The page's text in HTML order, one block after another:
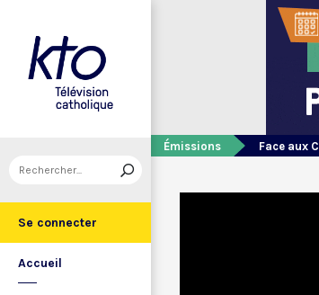
Se connecter
Accueil
Émissions Face aux